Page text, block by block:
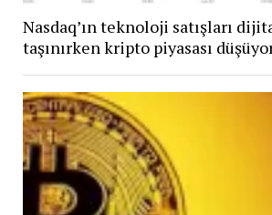
Nasdaq’ın teknoloji satışları
taşınırken kripto piyasası